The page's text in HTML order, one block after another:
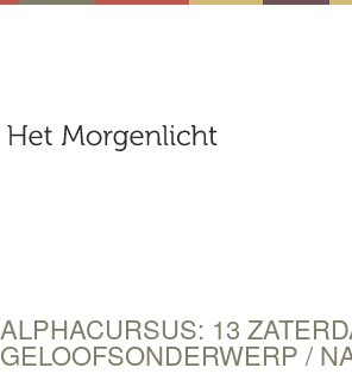
ALPHACURSUS: 13
GELOOFSONDERWERP /